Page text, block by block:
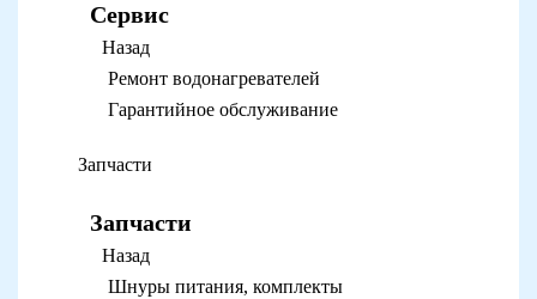
Сервис
Назад
Ремонт водонагревателей
Гарантийное обслуживание
Запчасти
Запчасти
Назад
Шнуры питания, комплекты